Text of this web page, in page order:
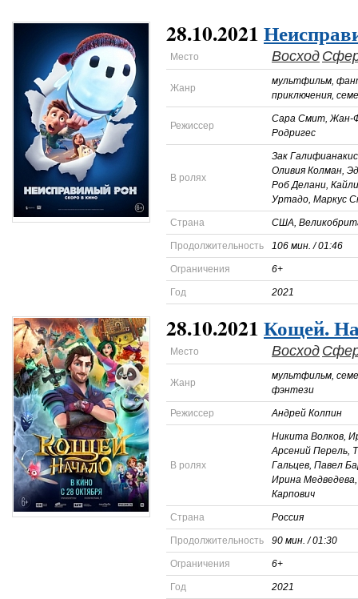
28.10.2021
Место Восход
Жанр
мультфильм,
приключения,
Режиссер
Сара Смит, Жан-
Родригес
В ролях
Зак
Оливия Колман,
Роб Делани,
Уртадо, Маркус
Страна США,
Продолжительность 106 мин. / 01:46
Ограничения 6+
Год 2021
28.10.2021Кощей.
Место Восход
Жанр
мультфильм,
фэнтези
Режиссер Андрей Колпин
В ролях
Никита Волков,
Арсений Перель,
Гальцев, Павел
Ирина
Карпович
Страна Россия
Продолжительность 90 мин. / 01:30
Ограничения 6+
Год 2021